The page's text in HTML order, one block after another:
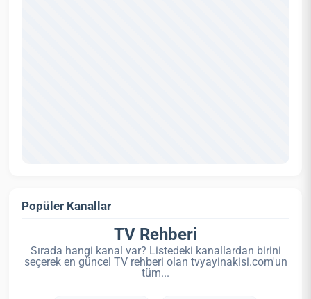
Popüler Kanallar
TV Rehberi
Sırada hangi kanal var? Listedeki kanallardan birini
seçerek en güncel TV rehberi olan tvyayinakisi.com'un
tüm...